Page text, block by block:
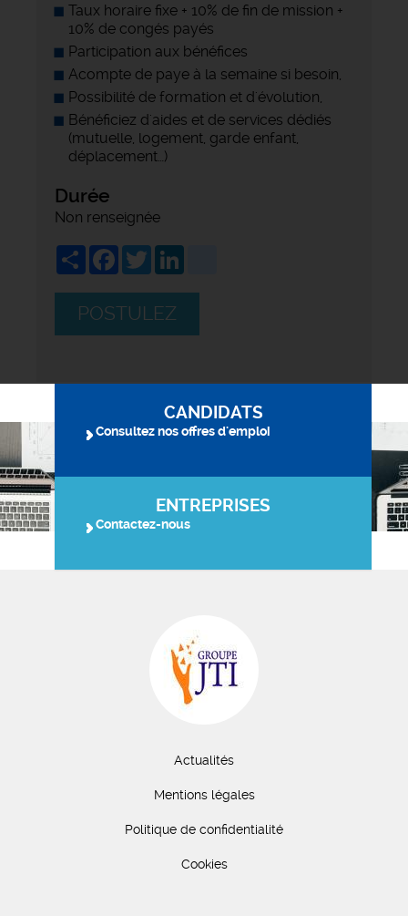
Taux horaire fixe + 10% de fin de mission +
10% de congés payés
Participation aux bénéfices
Acompte de paye à la semaine si besoin,
Possibilité de formation et d'évolution,
Bénéficiez d'aides et de services dédiés
(mutuelle, logement, garde enfant,
déplacement…)
Durée
Non renseignée
ShareFacebook
Twitter
POSTULEZ
CANDIDATS
Consultez nos offres d'emploi
ENTREPRISES
Contactez-nous
Actualités
Mentions légales
Politique de confidentialité
Cookies